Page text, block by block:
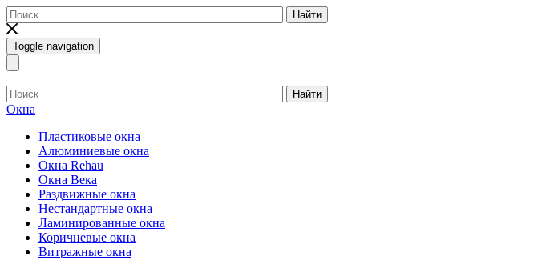
Найти
Toggle navigation
Найти
Окна
Пластиковые окна
Алюминиевые окна
Окна Rehau
Окна Века
Раздвижные окна
Нестандартные окна
Ламинированные окна
Коричневые окна
Витражные окна